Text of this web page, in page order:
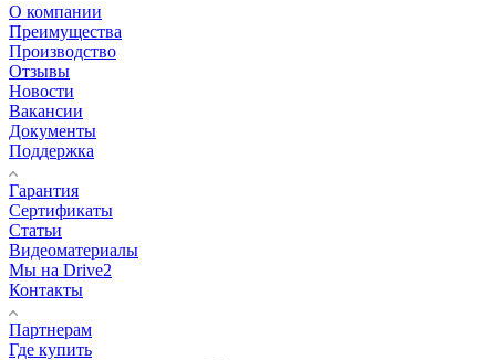
О компании
Преимущества
Производство
Отзывы
Новости
Вакансии
Документы
Поддержка
Гарантия
Сертификаты
Статьи
Видеоматериалы
Мы на Drive2
Контакты
Партнерам
Где купить